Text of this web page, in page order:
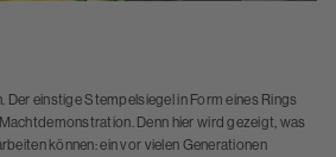
Der einstige Stempelsiegel in Form eines Rings
Denn hier wird gezeigt, was
können: ein vor vielen Generationen